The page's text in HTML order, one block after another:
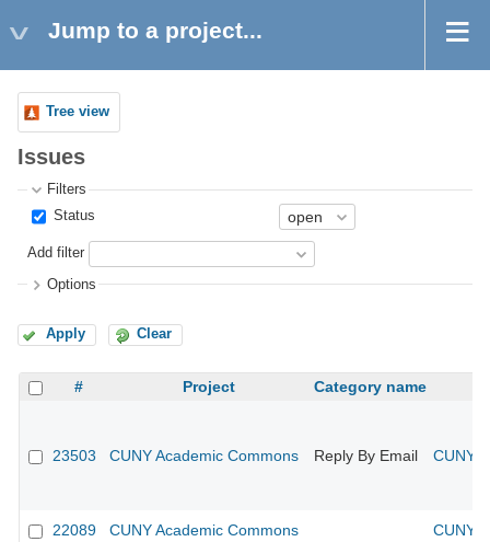
Jump to a project...
Tree view
Issues
Filters
Status
Add filter
Options
Apply Clear
# Project Category name
23503 CUNY Academic Commons Reply By Email CUNY
22089 CUNY Academic Commons CUNY